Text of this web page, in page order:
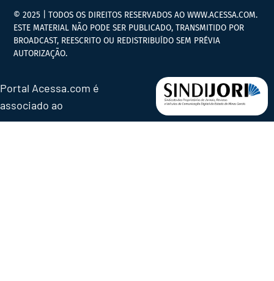
© 2025 | TODOS OS DIREITOS RESERVADOS AO WWW.ACESSA.COM.
ESTE MATERIAL NÃO PODE SER PUBLICADO, TRANSMITIDO POR
BROADCAST, REESCRITO OU REDISTRIBUÍDO SEM PRÉVIA
AUTORIZAÇÃO.
Portal Acessa.com é
associado ao